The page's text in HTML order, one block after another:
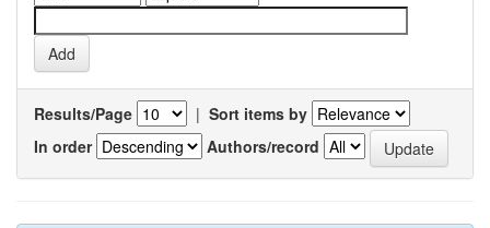
Results/Page | Sort items by
In order
Authors/record